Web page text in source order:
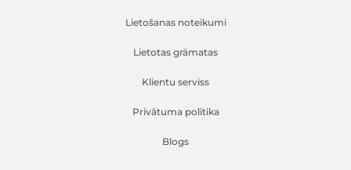
Lietošanas noteikumi
Lietotas grāmatas
Klientu serviss
Privātuma politika
Blogs